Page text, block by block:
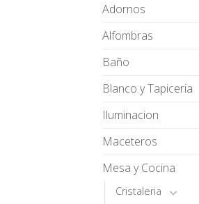
Adornos
Alfombras
Baño
Blanco y Tapiceria
Iluminacion
Maceteros
Mesa y Cocina
Cristaleria